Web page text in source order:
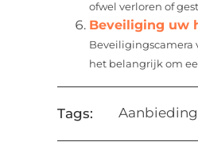
ofwel verloren of
Beveiliging uw
Beveiligingscamera
het belangrijk om
Tags: